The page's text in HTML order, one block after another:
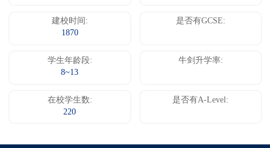
建校时间:
1870
是否有GCSE:
学生年龄段:
8~13
牛剑升学率:
在校学生数:
220
是否有A-Level: